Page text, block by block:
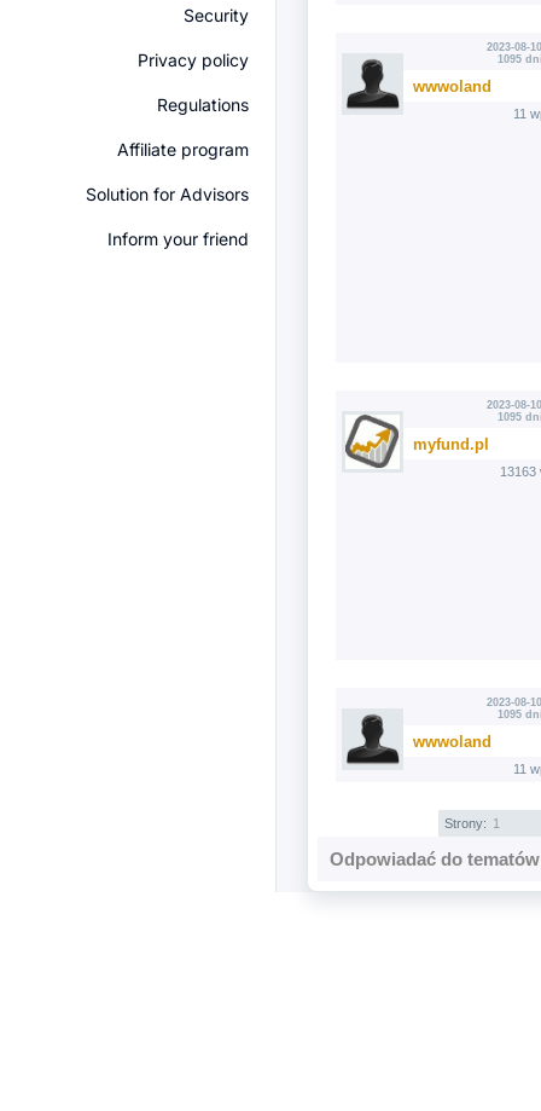
Security
Privacy policy
Regulations
Affiliate program
Solution for Advisors
Inform your friend
2023-08-
1095
wwwoland
11
2023-08-
1095
myfund.pl
13163
2023-08-
1095
wwwoland
11
Strony: 1
Odpowiadać do